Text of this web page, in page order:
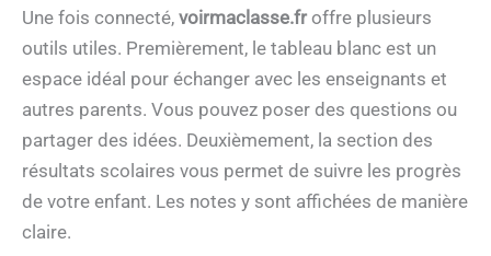
Une fois connecté, voirmaclasse.froffre plusieurs
outils utiles. Premièrement, le tableau blanc est un
espace idéal pour échanger avec les enseignants et
autres parents. Vous pouvez poser des questions ou
partager des idées. Deuxièmement, la section des
résultats scolaires vous permet de suivre les progrès
de votre enfant. Les notes y sont affichées de manière
claire.